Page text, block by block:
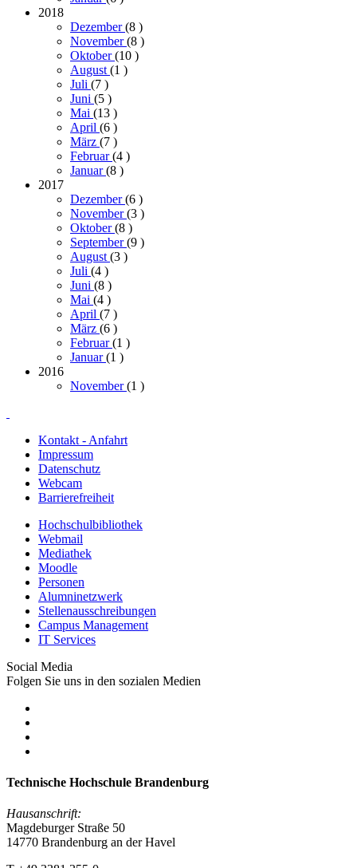
2018
Dezember(8 )
November(8 )
Oktober(10 )
August (1 )
Juli (7 )
Juni (5 )
Mai (13 )
April (6 )
März (7 )
Februar(4 )
Januar(8 )
2017
Dezember(6 )
November(3 )
Oktober(8 )
September(9 )
August (3 )
Juli (4 )
Juni (8 )
Mai (4 )
April (7 )
März (6 )
Februar(1 )
Januar(1 )
2016
November(1 )
Kontakt - Anfahrt
Impressum
Datenschutz
Webcam
Barrierefreiheit
Hochschulbibliothek
Webmail
Mediathek
Moodle
Personen
Alumninetzwerk
Stellenausschreibungen
Campus Management
IT Services
Social Media
Folgen Sie uns in den sozialen Medien
Technische Hochschule Brandenburg
Hausanschrift:
Magdeburger Straße 50
14770 Brandenburg an der Havel